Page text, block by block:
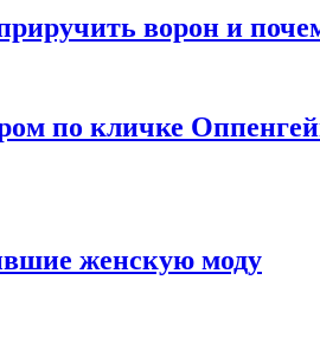
ворон и
по кличке
женскую моду